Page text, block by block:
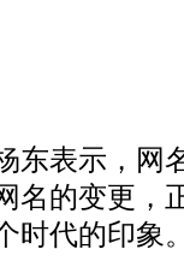
表示，网
名的变更，
时代的印象